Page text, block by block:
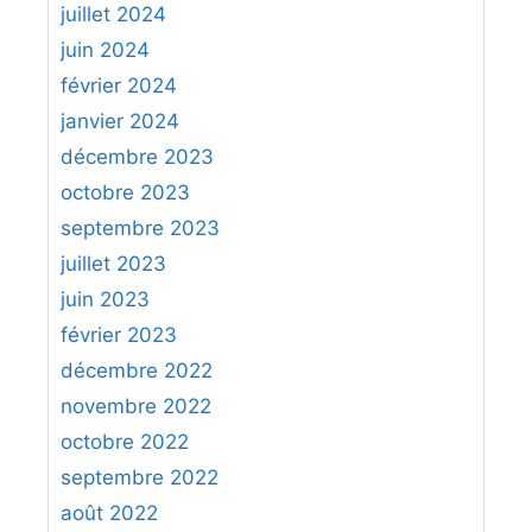
juillet 2024
juin 2024
février 2024
janvier 2024
décembre 2023
octobre 2023
septembre 2023
juillet 2023
juin 2023
février 2023
décembre 2022
novembre 2022
octobre 2022
septembre 2022
août 2022